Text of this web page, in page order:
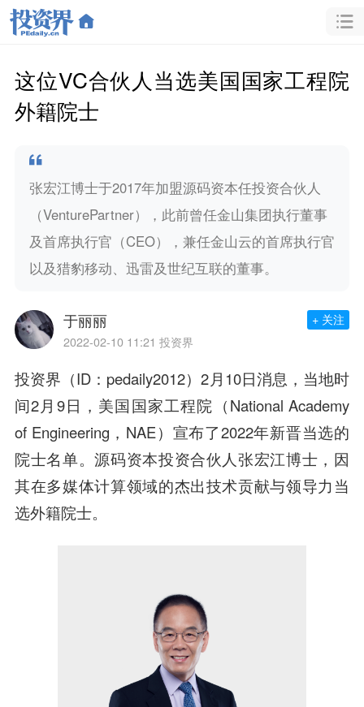
这位VC合伙人当选美国国家工程院
外籍院士
张宏江博士于2017年加盟源码资本任投资合伙人
（VenturePartner），此前曾任金山集团执行董事
及首席执行官（CEO），兼任金山云的首席执行官
以及猎豹移动、迅雷及世纪互联的董事。
于丽丽
2022-02-10 11:21 投资界
+ 关注
投资界（ID：pedaily2012）2月10日消息，当地时
间2月9日，美国国家工程院（National Academy
of Engineering，NAE）宣布了2022年新晋当选的
院士名单。源码资本投资合伙人张宏江博士，因
其在多媒体计算领域的杰出技术贡献与领导力当
选外籍院士。